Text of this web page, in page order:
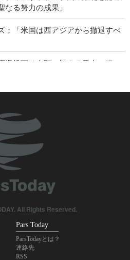
る努力の成果」
；「米国は西アジアから撤退すべ
爆投下は人類に対する最大の犯
結を試みる
を目的とした米国による英基地使
パレスチナと聖地への支持を強調
らは世界を驚愕させた」
All Rights Reserved.
Pars Today
ParsTodayとは？
連絡先
RSS